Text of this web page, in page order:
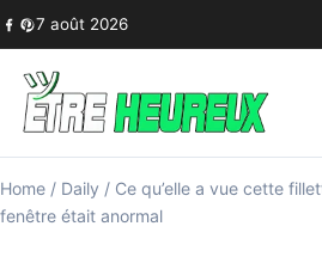
Skip to content
7 août 2026
Home / Daily / Ce qu’elle a vue cette
fenêtre était anormal